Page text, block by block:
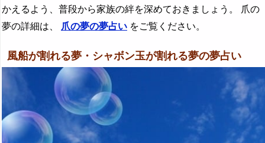
かえるよう、普段から家族の絆を深めておきましょう。 爪の
夢の詳細は、
爪の夢の夢占い をご覧ください。
風船が割れる夢・シャボン玉が割れる夢の夢占い